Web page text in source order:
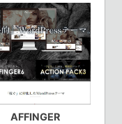
AFFINGER